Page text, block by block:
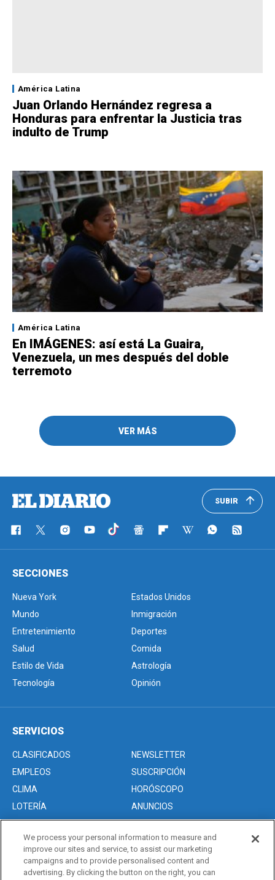
América Latina
Juan Orlando Hernández regresa a
Honduras para enfrentar la Justicia tras
indulto de Trump
América Latina
En IMÁGENES: así está La Guaira,
Venezuela, un mes después del doble
terremoto
VER MÁS
SUBIR
SECCIONES
Nueva York
Estados Unidos
Mundo
Inmigración
Entretenimiento
Deportes
Salud
Comida
Estilo de Vida
Astrología
Tecnología
Opinión
SERVICIOS
CLASIFICADOS
NEWSLETTER
EMPLEOS
SUSCRIPCIÓN
CLIMA
HORÓSCOPO
LOTERÍA
ANUNCIOS
Acerca de nosotros
Advertise with Us/Anuncios
We process your personal information to measure and
improve our sites and service, to assist our marketing
campaigns and to provide personalised content and
advertising. By clicking the button on the right, you can